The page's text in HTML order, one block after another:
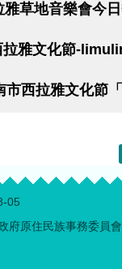
05
府原住民族事務委員會